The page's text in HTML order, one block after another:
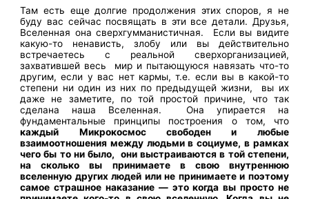
Там есть еще долгие продолжения этих споров, я не
буду вас сейчас посвящать в эти все детали. Друзья,
Вселенная она сверхгумманистичная. Если вы видите
какую-то ненависть, злобу или вы действительно
встречаетесь с реальной сверхорганизацией,
захватившей весь мир и пытающуюся навязать что-то
другим, если у вас нет кармы, т.е. если вы в какой-то
степени ни один из них по предыдущей жизни, вы их
даже не заметите, по той простой причине, что так
сделана наша Вселенная. Она упирается на
фундаментальные принципы построения о том, что
каждый Микрокосмос свободен и любые
взаимоотношения между людьми в социуме, в рамках
чего бы то ни было, они выстраиваются в той степени,
на сколько вы принимаете в свою внутреннюю
вселенную других людей или не принимаете и поэтому
самое страшное наказание — это когда вы просто не